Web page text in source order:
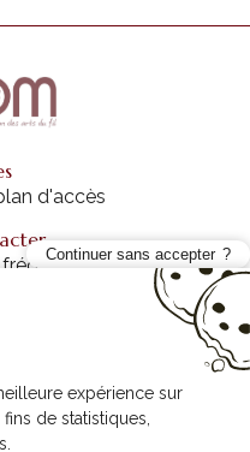
d'accès
Continuer sans accepter
expérience sur
de statistiques,